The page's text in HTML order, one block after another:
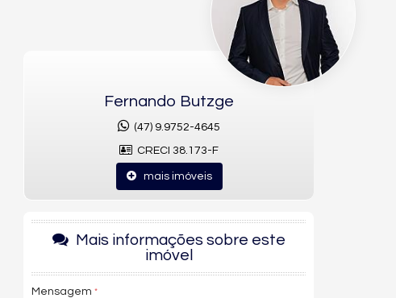
Fernando Butzge
(47) 9.9752-4645
CRECI 38.173-F
mais imóveis
Mais informações sobre este
imóvel
Mensagem